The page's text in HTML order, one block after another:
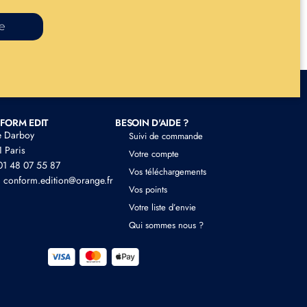
EDIT
Darboy
Paris
48 07 55 87
conform.edition@orange.fr
BESOIN D'AIDE ?
Suivi de commande
Votre compte
Vos téléchargements
Vos points
Votre liste d’envie
Qui sommes nous ?